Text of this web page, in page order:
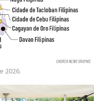
2026.